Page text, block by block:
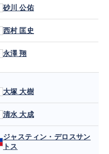
砂川 公佑
西村 匡史
永澤 翔
大塚 大樹
清水 大成
ジャスティン・デロスサン
トス